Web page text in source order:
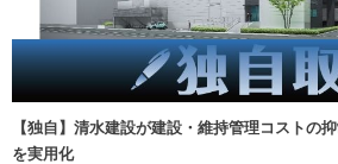
【独自】清水建設が建設・維持管理コストの
を実用化